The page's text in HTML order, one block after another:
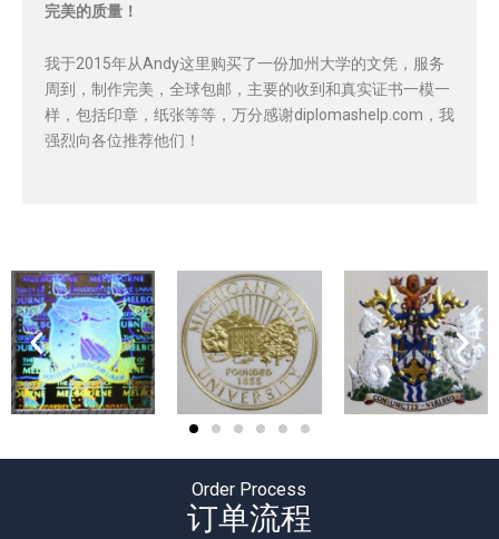
完美的质量！
我于2015年从Andy这里购买了一份加州大学的文凭，服务
周到，制作完美，全球包邮，主要的收到和真实证书一模一
样，包括印章，纸张等等，万分感谢diplomashelp.com，我
强烈向各位推荐他们！
Order Process
订单流程